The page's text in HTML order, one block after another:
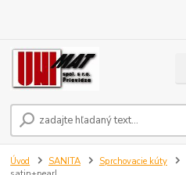
Úvod SANITA Sprchovacie kúty